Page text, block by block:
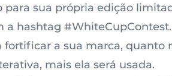
para sua própria edição
a hashtag
fortificar a sua marca, quanto
mais ela será usada.